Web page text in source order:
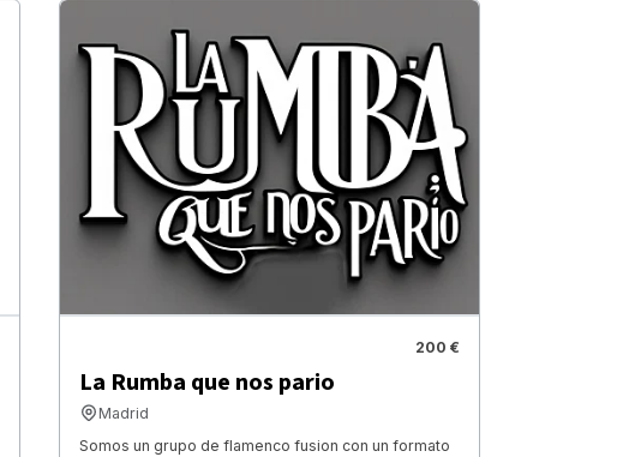
200 €
La Rumba que nos pario
Madrid
Somos un grupo de flamenco fusion con un formato